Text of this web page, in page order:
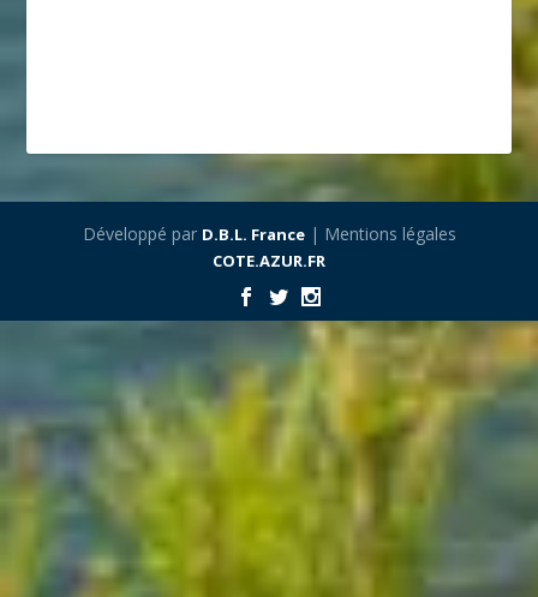
Développé par D.B.L. France| Mentions légales
COTE.AZUR.FR